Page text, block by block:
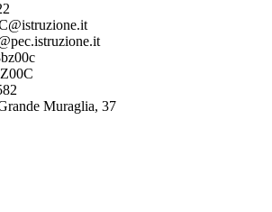
Muraglia, 37